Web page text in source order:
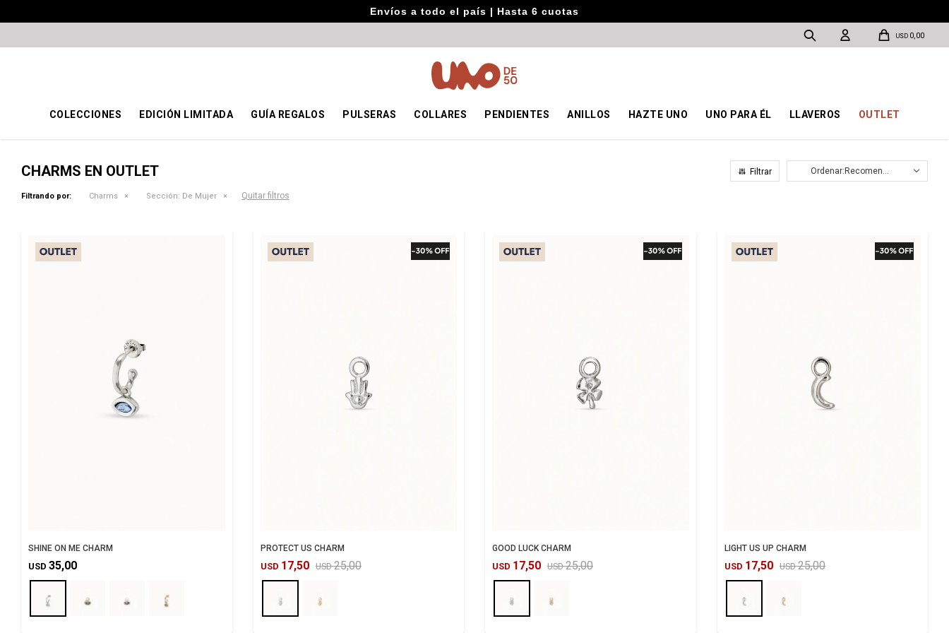
Envíos a todo el país | Hasta 6 cuotas
COLECCIONES EDICIÓN LIMITADA GUÍA REGALOS PULSERAS COLLARES PENDIENTES ANILLOS HAZTE UNO UNO PARA ÉL LLAVEROS OUTLET
USD 0,00
CHARMS EN OUTLET Recomendados
Filtrando por: Charms Sección: De Mujer Quitar filtros
SHINE ON ME CHARM
USD 35,00
PROTECT US CHARM
USD 17,50 USD 25,00
GOOD LUCK CHARM
USD 17,50 USD 25,00
LIGHT US UP CHARM
USD 17,50 USD 25,00